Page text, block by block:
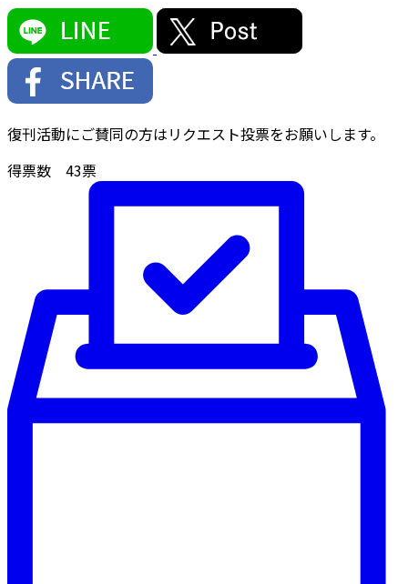
復刊活動にご賛同の方はリクエスト投票をお願いします。
得票数 43票